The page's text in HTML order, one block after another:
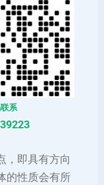
系
，即具有方向
的性质会有所